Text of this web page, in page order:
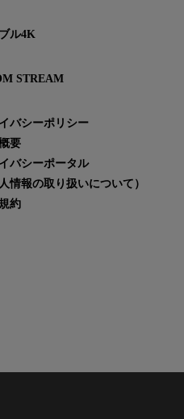
ル4K
STREAM
バシーポリシー
要
バシーポータル
人情報の取り扱いについて）
約